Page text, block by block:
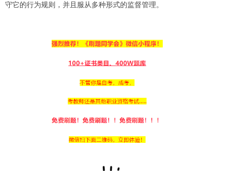
守它的行为规则，并且服从多种形式的监督管理。